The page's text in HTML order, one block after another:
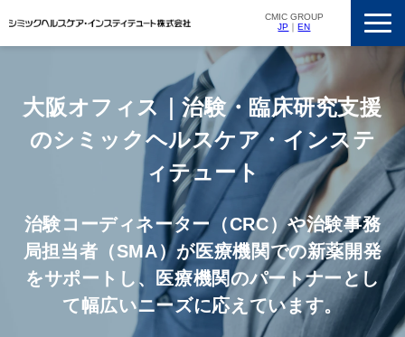
CMIC GROUP
JP ｜EN
サービス一覧
私たちの強み
支援実績
ニュースリリース
会社概要
採用情報
大阪オフィス｜治験・臨床研究支援
のシミックヘルスケア・インステ
ィテュート
治験コーディネーター（CRC）や治験事務
局担当者（SMA）が医療機関での新薬開発
をサポートし、医療機関のパートナーとし
て幅広いニーズに応えています。